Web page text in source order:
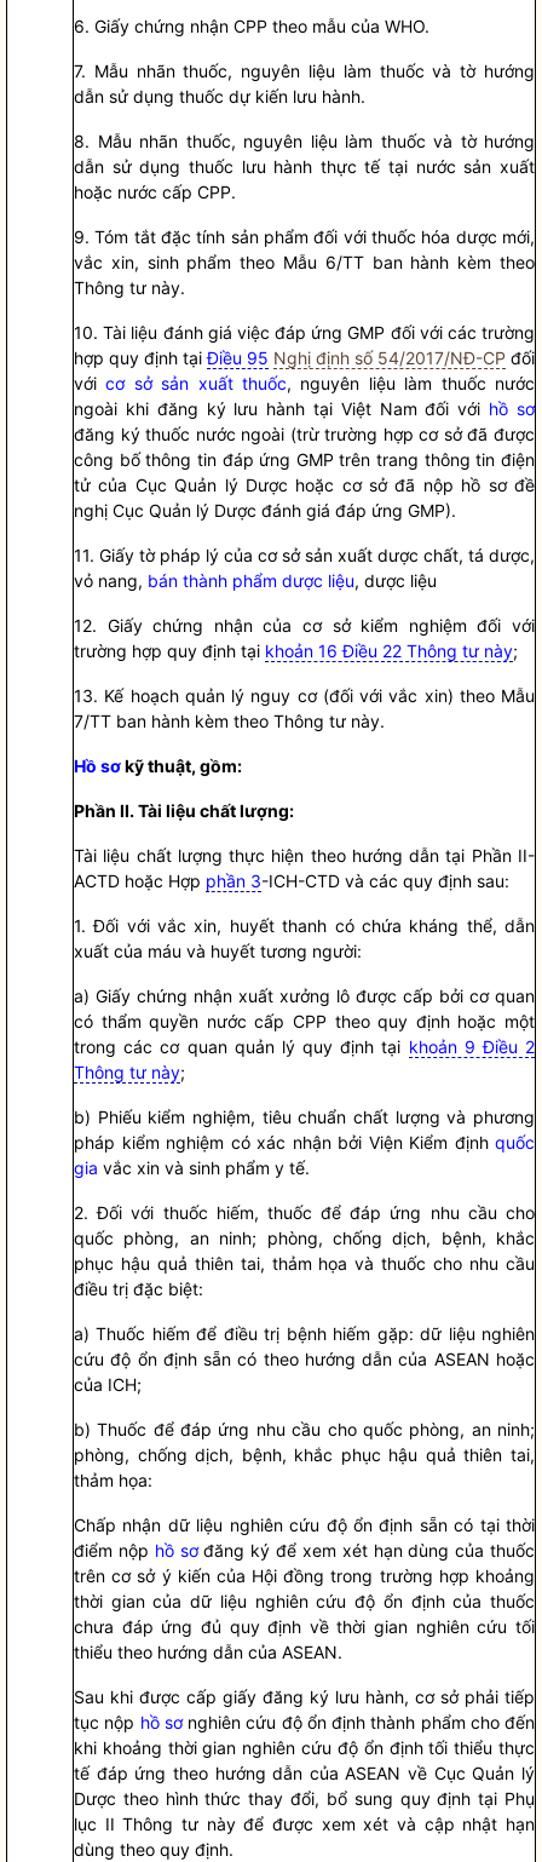
6. Giấy chứng nhận CPP theo mẫu của WHO.
7. Mẫu nhãn thuốc, nguyên liệu làm thuốc và tờ hướng
dẫn sử dụng thuốc dự kiến lưu hành.
8. Mẫu nhãn thuốc, nguyên liệu làm thuốc và tờ hướng
dẫn sử dụng thuốc lưu hành thực tế tại nước sản xuất
hoặc nước cấp CPP.
9. Tóm tắt đặc tính sản phẩm đối với thuốc hóa dược mới,
vắc xin, sinh phẩm theo Mẫu 6/TT ban hành kèm theo
Thông tư này.
10. Tài liệu đánh giá việc đáp ứng GMP đối với các trường
hợp quy định tạiĐiều 95 Nghị định số 54/2017/NĐ-CP đối
vớicơ sở sản xuất thuốc, nguyên liệu làm thuốc nước
ngoài khi đăng ký lưu hành tại Việt Nam đối với hồ sơ
đăng ký thuốc nước ngoài (trừ trường hợp cơ sở đã được
công bố thông tin đáp ứng GMP trên trang thông tin điện
tử của Cục Quản lý Dược hoặc cơ sở đã nộp hồ sơđề
nghị Cục Quản lý Dược đánh giá đáp ứng GMP).
11. Giấy tờ pháp lý của cơ sở sản xuất dược chất, tá dược,
vỏ nang, bán thành phẩm dược liệu, dược liệu
12. Giấy chứng nhận của cơ sở kiểm nghiệm đối với
trường hợp quy định tại khoản 16 Điều 22 Thông tư này;
13. Kế hoạch quản lý nguy cơ (đối với vắc xin) theo Mẫu
7/TT ban hành kèm theo Thông tư này.
Hồ sơkỹ thuật, gồm:
Phần II. Tài liệu chất lượng:
Tài liệu chất lượng thực hiện theo hướng dẫn tại Phần II-
ACTD hoặc Hợp phần 3-ICH-CTD và các quy định sau:
1. Đối với vắc xin, huyết thanh có chứa kháng thể, dẫn
xuất của máu và huyết tương người:
a) Giấy chứng nhận xuất xưởng lô được cấp bởi cơ quan
có thẩmquyền nước cấp CPP theo quy định hoặc một
trong các cơ quan quản lý quy định tại khoản 9 Điều 2
Thông tư này;
b) Phiếu kiểm nghiệm, tiêu chuẩn chất lượng và phương
pháp kiểm nghiệm có xác nhận bởi Viện Kiểm định quốc
gia vắc xin và sinh phẩm y tế.
2. Đối với thuốc hiếm, thuốc để đáp ứng nhu cầu cho
quốc phòng, an ninh; phòng, chống dịch, bệnh, khắc
phục hậu quả thiên tai, thảm họa và thuốc cho nhu cầu
điều trị đặc biệt:
a) Thuốc hiếm để điều trị bệnh hiếm gặp: dữ liệu nghiên
cứu độ ổn định sẵn có theo hướng dẫn của ASEAN hoặc
của ICH;
b) Thuốc để đáp ứng nhu cầu cho quốc phòng, an ninh;
phòng, chống dịch, bệnh, khắc phục hậu quả thiên tai,
thảm họa:
Chấp nhận dữ liệu nghiên cứu độ ổn định sẵn có tại thời
điểm nộp hồ sơđăng ký để xem xét hạn dùng của thuốc
trên cơ sở ý kiến của Hội đồng trong trường hợp khoảng
thời gian của dữ liệu nghiên cứu độ ổn định của thuốc
chưa đáp ứng đủ quy định về thời gian nghiên cứu tối
thiểu theo hướng dẫn của ASEAN.
Sau khi được cấp giấy đăng ký lưu hành, cơ sở phải tiếp
tục nộp hồ sơnghiên cứu độ ổn định thành phẩm cho đến
khi khoảng thời gian nghiên cứu độ ổn định tối thiểu thực
tế đáp ứng theo hướng dẫn của ASEAN về Cục Quản lý
Dược theo hình thức thay đổi, bổ sung quy định tại Phụ
lục II Thông tư này để được xem xét và cập nhật hạn
dùng theo quy định.